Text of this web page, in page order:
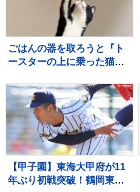
ごはんの器を取ろうと『ト
ースターの上に乗った猫』
予想外な展開が37万再生
「一回見てくるの可愛い
ｗ」「声出たｗ」
【甲子園】東海大甲府が11
年ぶり初戦突破！鶴岡東に